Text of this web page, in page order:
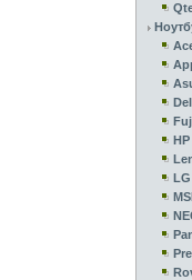
LG